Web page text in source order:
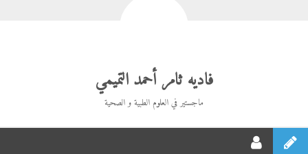
فاديه ثامر أحمد التميمي
ماجستير في العلوم الطبية و الصحية